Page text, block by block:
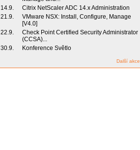
14.9.
Citrix NetScaler ADC 14.x Administration
21.9.
VMware NSX: Install, Configure, Manage
[V4.0]
22.9.
Check Point Certified Security Administrator
(CCSA)...
30.9.
Konference Světlo
Další akce